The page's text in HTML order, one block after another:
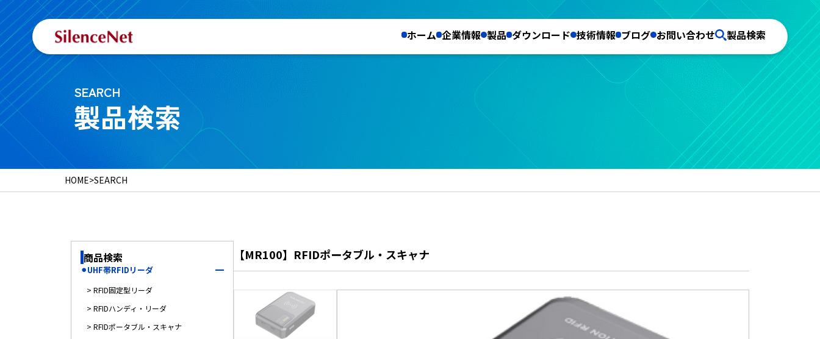
ホーム 企業情報 製品 ダウンロード 技術情報 ブログ お問い合わせ 製品検索
SEARCH
製品検索
HOME>SEARCH
商品検索
⚫︎UHF帯RFIDリーダ
> RFID固定型リーダ
> RFIDハンディ・リーダ
> RFIDポータブル・スキャナ
【MR100】RFIDポータブル・スキャナ